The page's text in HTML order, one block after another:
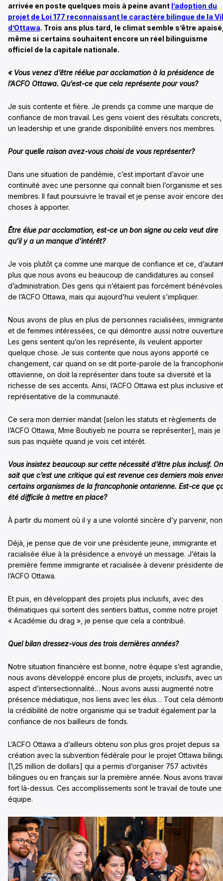
arrivée en poste quelques mois à peine avant l’adoption du
projet de Loi 177 reconnaissant le caractère bilingue de la
d’Ottawa. Trois ans plus tard, le climat semble s’être
même si certains souhaitent encore un réel bilinguisme
officiel de la capitale nationale.
« Vous venez d’être réélue par acclamation à la présidence de
l’ACFO Ottawa. Qu’est-ce que cela représente pour vous?
Je suis contente et fière. Je prends ça comme une marque de
confiance de mon travail. Les gens voient des résultats concrets,
un leadership et une grande disponibilité envers nos membres.
Pour quelle raison avez-vous choisi de vous représenter?
Dans une situation de pandémie, c’est important d’avoir une
continuité avec une personne qui connaît bien l’organisme et ses
membres. Il faut poursuivre le travail et je pense avoir encore
choses à apporter.
Être élue par acclamation, est-ce un bon signe ou cela veut dire
qu’il y a un manque d’intérêt?
Je vois plutôt ça comme une marque de confiance et ce,
plus que nous avons eu beaucoup de candidatures au conseil
d’administration. Des gens qui n’étaient pas forcément bénévoles
de l’ACFO Ottawa, mais qui aujourd’hui veulent s’impliquer.
Nous avons de plus en plus de personnes racialisées,
et de femmes intéressées, ce qui démontre aussi notre
Les gens sentent qu’on les représente, ils veulent apporter
quelque chose. Je suis contente que nous ayons apporté ce
changement, car quand on se dit porte-parole de la
ottavienne, on doit la représenter dans toute sa diversité et la
richesse de ses accents. Ainsi, l’ACFO Ottawa est plus inclusive et
représentative de la communauté.
Ce sera mon dernier mandat [selon les statuts et règlements de
l’ACFO Ottawa, Mme Boutiyeb ne pourra se représenter], mais je
suis pas inquiète quand je vois cet intérêt.
Vous insistez beaucoup sur cette nécessité d’être plus inclusif. On
sait que c’est une critique qui est revenue ces derniers mois
certains organismes de la francophonie ontarienne. Est-ce que
été difficile à mettre en place?
À partir du moment où il y a une volonté sincère d’y parvenir,
Déjà, je pense que de voir une présidente jeune, immigrante et
racialisée élue à la présidence a envoyé un message. J’étais la
première femme immigrante et racialisée à devenir présidente de
l’ACFO Ottawa.
Et puis, en développant des projets plus inclusifs, avec des
thématiques qui sortent des sentiers battus, comme notre projet
« Académie du drag », je pense que cela a contribué.
Quel bilan dressez-vous des trois dernières années?
Notre situation financière est bonne, notre équipe s’est agrandie,
nous avons développé encore plus de projets, inclusifs, avec un
aspect d’intersectionnalité… Nous avons aussi augmenté notre
présence médiatique, nos liens avec les élus… Tout cela
la crédibilité de notre organisme qui se traduit également par la
confiance de nos bailleurs de fonds.
L’ACFO Ottawa a d’ailleurs obtenu son plus gros projet depuis sa
création avec la subvention fédérale pour le projet Ottawa
[1,25 million de dollars] qui a permis d’organiser 757 activités
bilingues ou en français sur la première année. Nous avons
fort là-dessus. Ces accomplissements sont le travail de toute une
équipe.